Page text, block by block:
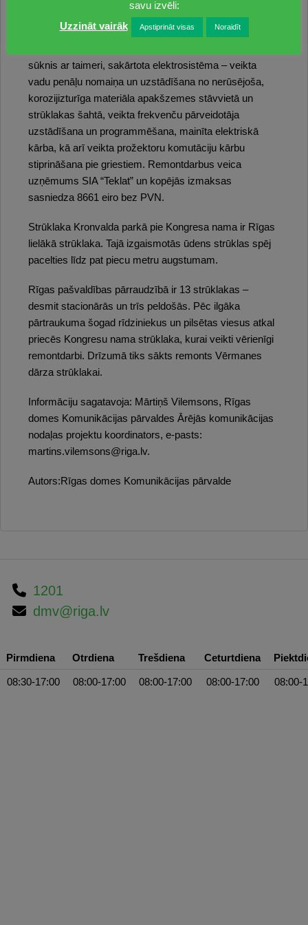
strūklakas šahtas remonts. Tā laikā mainīta tehniskās
telpas lūka, mainīti ūdensnoteku un kanalizācijas
sūknis ar taimeri, sakārtota elektrosistēma – veikta
vadu penāļu nomaiņa un uzstādīšana no nerūsējoša,
korozijizturīga materiāla apakšzemes stāvvietā un
strūklakas šahtā, veikta frekvenču pārveidotāja
uzstādīšana un programmēšana, mainīta elektriskā
kārba, kā arī veikta prožektoru komutāciju kārbu
stiprināšana pie griestiem. Remontdarbus veica
uzņēmums SIA “Teklat” un kopējās izmaksas
sasniedza 8661 eiro bez PVN.
Strūklaka Kronvalda parkā pie Kongresa nama ir Rīgas
lielākā strūklaka. Tajā izgaismotās ūdens strūklas spēj
pacelties līdz pat piecu metru augstumam.
Rīgas pašvaldības pārraudzībā ir 13 strūklakas –
desmit stacionārās un trīs peldošās. Pēc ilgāka
pārtraukuma šogad rīdziniekus un pilsētas viesus atkal
priecēs Kongresu nama strūklaka, kurai veikti vērienīgi
remontdarbi. Drīzumā tiks sākts remonts Vērmanes
dārza strūklakai.
Informāciju sagatavoja: Mārtiņš Vilemsons, Rīgas
domes Komunikācijas pārvaldes Ārējās komunikācijas
nodaļas projektu koordinators, e-pasts:
martins.vilemsons@riga.lv.
Autors:Rīgas domes Komunikācijas pārvalde
1201
dmv@riga.lv
Pirmdiena Otrdiena Trešdiena Ceturtdiena
08:30-17:00 08:00-17:00 08:00-17:00 08:00-17:00 08:00-
savu izvēli:
Uzzināt vairāk
Apstiprināt visas Noraidīt